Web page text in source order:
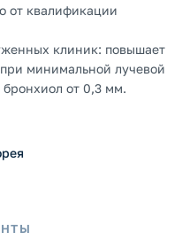
от квалификации
клиник: повышает
минимальной лучевой
бронхиол от 0,3 мм.